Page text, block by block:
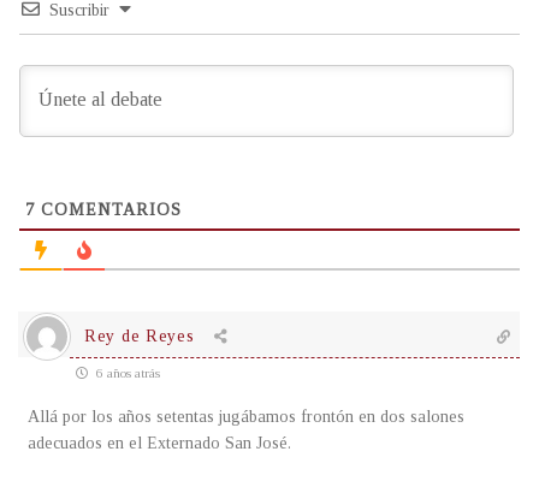
Suscribir
7 COMENTARIOS
Rey de Reyes
6 años atrás
Allá por los años setentas jugábamos frontón en dos salones
adecuados en el Externado San José.